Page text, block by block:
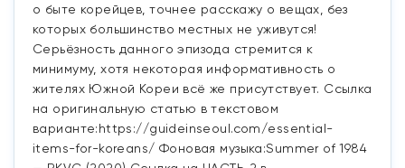
о быте корейцев, точнее расскажу о вещах, без
которых большинство местных не уживутся!
Серьёзность данного эпизода стремится к
минимуму, хотя некоторая информативность о
жителях Южной Кореи всё же присутствует. Ссылка
на оригинальную статью в текстовом
варианте:https://guideinseoul.com/essential-
items-for-koreans/ Фоновая музыка:Summer of 1984